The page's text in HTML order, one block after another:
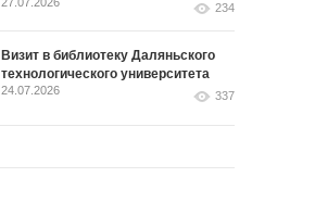
234
Визит в библиотеку Даляньского
технологического университета
24.07.2026 337